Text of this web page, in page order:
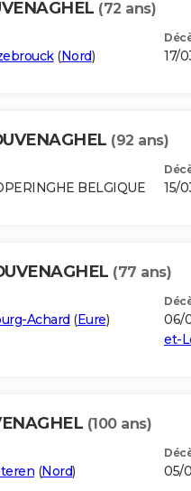
(72 ans)
(Nord) 17/
(92 ans)
BELGIQUE 15/
(77 ans)
Achard (Eure) 06/
et-
(100 ans)
(Nord) 05/